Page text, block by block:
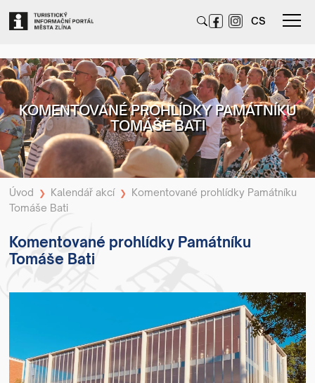
CS
KOMENTOVANÉ PROHLÍDKY PAMÁTNÍKU
TOMÁŠE BATI
Úvod ❯ Kalendář akcí ❯
Komentované prohlídky Památníku
Tomáše Bati
Komentované prohlídky Památníku
Tomáše Bati